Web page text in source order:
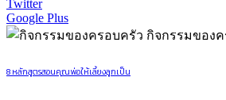
Twitter
Google Plus
กิจกรรมของ
8 หลักสูตรสอนคุณพ่อให้เลี้ยงลูกเป็น